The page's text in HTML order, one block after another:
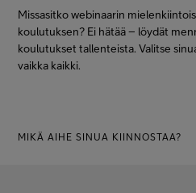
Missasitko webinaarin
koulutuksen? Ei hätää – löydät
koulutukset tallenteista. Valitse
vaikka kaikki.
MIKÄ AIHE SINUA KIINNOSTAA?